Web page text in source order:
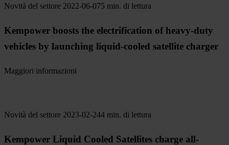
Novità del settore 2022-06-075 min. di lettura
Kempower boosts the electrification of heavy-duty
vehicles by launching liquid-cooled satellite charger
Maggiori informazioni
Novità del settore 2023-02-244 min. di lettura
Kempower Liquid Cooled Satellites charge all-